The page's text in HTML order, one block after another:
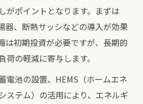
がポイントとなります。まずは
器、断熱サッシなどの導入が効果
は初期投資が必要ですが、長期的
荷の軽減に寄与します。
電池の設置、HEMS（ホームエネ
ステム）の活用により、エネルギ